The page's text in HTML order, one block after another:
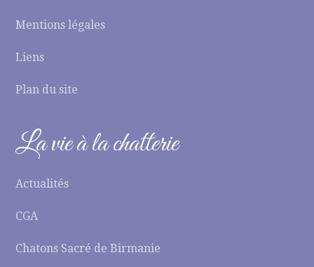
Mentions légales
Liens
Plan du site
La vie à la chatterie
Actualités
CGA
Chatons Sacré de Birmanie